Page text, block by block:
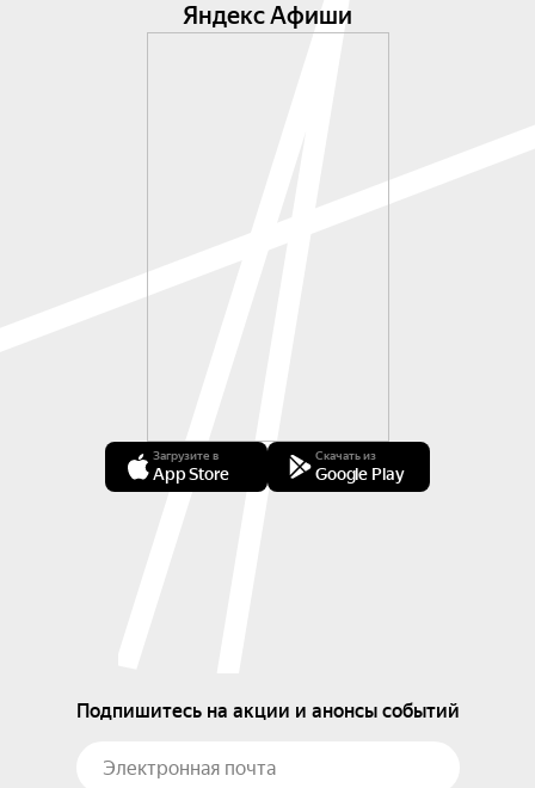
Яндекс Афиши
Загрузите в
App Store
Скачать из
Google Play
Подпишитесь на акции и анонсы событий